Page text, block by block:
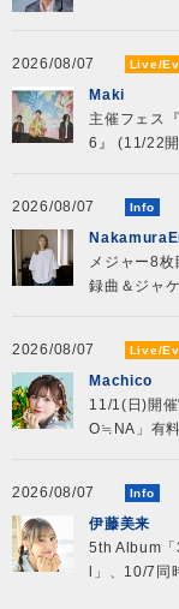
2026/08/07 Live/
Maki
主催フェス
6』 (11/22
2026/08/07 Info
メジャー8
録曲＆ジャ
2026/08/07 Live/
Machico
11/1(日)開
O≒NA」有
2026/08/07 Info
伊藤美来
5th Album
l」、10/7同